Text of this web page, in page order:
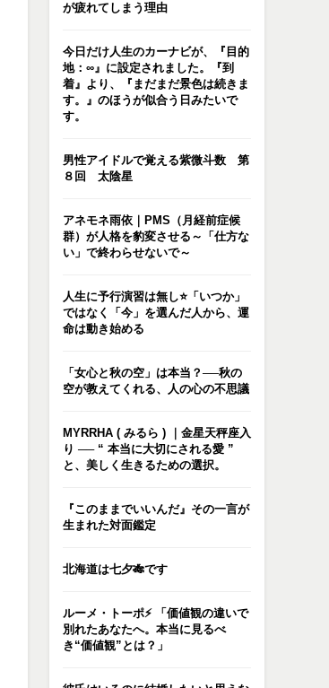
が疲れてしまう理由
今日だけ人生のカーナビが、『目的
地：∞』に設定されました。『到
着』より、『まだまだ景色は続きま
す。』のほうが似合う日みたいで
す。
男性アイドルで覚える紫微斗数 第
８回 太陰星
アネモネ雨依｜PMS（月経前症候
群）が人格を豹変させる～「仕方な
い」で終わらせないで～
人生に予行演習は無し⭐️「いつか」
ではなく「今」を選んだ人から、運
命は動き始める
「女心と秋の空」は本当？──秋の
空が教えてくれる、人の心の不思議
MYRRHA ( みるら ) ｜金星天秤座入
り ── “ 本当に大切にされる愛 ”
と、美しく生きるための選択。
『このままでいいんだ』その一言が
生まれた対面鑑定
北海道は七夕🎋です
ルーメ・トーポ⚡️ 「価値観の違いで
別れたあなたへ。本当に見るべ
き“価値観”とは？」